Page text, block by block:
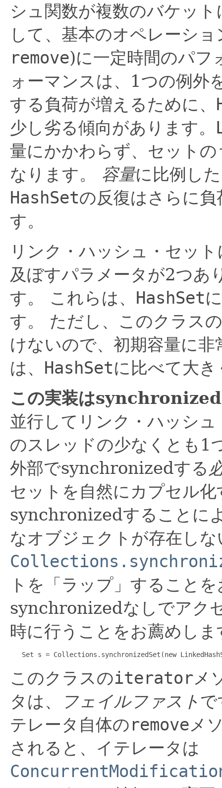
シュ関数が複数のバケッ
して、基本のオペレーショ
remove)に一定時間のパフ
ォーマンスは、1つの例外
する負荷が増えるために、
少し劣る傾向があります。
量にかかわらず、セットの
なります。
容量に比例し
HashSetの反復はさらに
す。
リンク・ハッシュ・セッ
及ぼすパラメータが2つあ
す。
これらは、 HashSet
す。
ただし、このクラス
けないので、初期容量に
は、 HashSetに比べて大
この実装はsynchronized
並行してリンク・ハッシ
のスレッドの少なくとも1
外部でsynchronizedする
セットを自然にカプセル
synchronizedすることに
なオブジェクトが存在し
トを「ラップ」すること
synchronizedなしでアク
時に行うことをお薦めしま
Set s = Collections.synchronizedSet(new
このクラスのiteratorメ
タは、
フェイルファスト で
テレータ自体の removeメ
されると、イテレータは